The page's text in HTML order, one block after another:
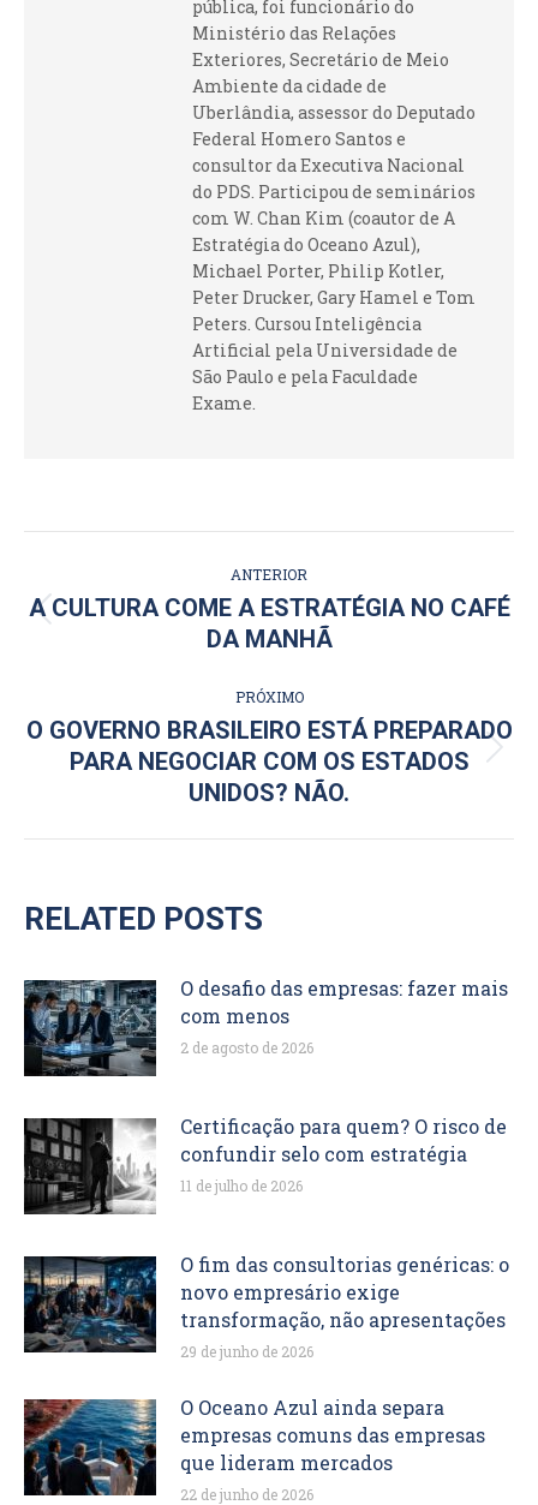
pública, foi funcionário do
Ministério das Relações
Exteriores, Secretário de Meio
Ambiente da cidade de
Uberlândia, assessor do Deputado
Federal Homero Santos e
consultor da Executiva Nacional
do PDS. Participou de seminários
com W. Chan Kim (coautor de A
Estratégia do Oceano Azul),
Michael Porter, Philip Kotler,
Peter Drucker, Gary Hamel e Tom
Peters. Cursou Inteligência
Artificial pela Universidade de
São Paulo e pela Faculdade
Exame.
DE
ANTERIOR
Post
anterior:
A CULTURA COME A ESTRATÉGIA NO CAFÉ
DA MANHÃ
PRÓXIMO
Próximo
post:
O GOVERNO BRASILEIRO ESTÁ PREPARADO
PARA NEGOCIAR COM OS ESTADOS
UNIDOS? NÃO.
RELATED POSTS
O desafio das empresas: fazer mais
com menos
2 de agosto de 2026
Certificação para quem? O risco de
confundir selo com estratégia
11 de julho de 2026
O fim das consultorias genéricas: o
novo empresário exige
transformação, não apresentações
29 de junho de 2026
O Oceano Azul ainda separa
empresas comuns das empresas
que lideram mercados
22 de junho de 2026